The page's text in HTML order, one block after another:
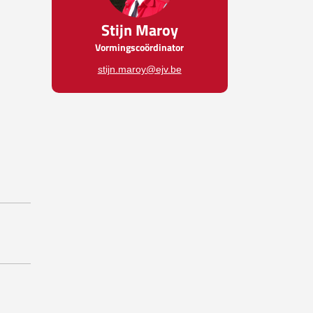
Stijn Maroy
Vormingscoördinator
stijn.maroy@ejv.be